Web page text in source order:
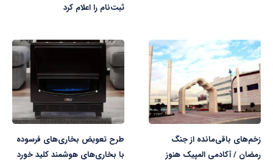
ثبت‌نام را اعلام کرد
زخم‌های باقی‌مانده از جنگ
رمضان / آکادمی المپیک هنوز
طرح تعویض بخاری‌های فرسوده
با بخاری‌های هوشمند کلید خورد